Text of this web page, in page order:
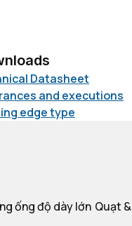
Datasheet
and executions
edge type
ống độ dày lớn Quạt